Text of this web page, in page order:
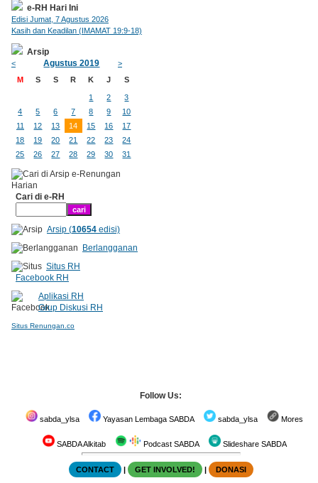
e-RH Hari Ini
Edisi Jumat, 7 Agustus 2026
Kasih dan Keadilan (IMAMAT 19:9-18)
Arsip
< Agustus 2019
>
M
S S R K J S
1 2
3
4
5 6 7 8 9
10
11
12 13 14 15 16
17
18
19 20 21 22 23
24
25
26 27 28 29 30 31
Cari di e-RH
Arsip (10654edisi)
Berlangganan
Situs RH
Facebook RH
Aplikasi RH
Grup Diskusi RH
Situs Renungan.co
Follow Us:
sabda_ylsa Yayasan Lembaga SABDA sabda_ylsa Mores
SABDA Alkitab Podcast SABDA Slideshare SABDA
CONTACT | GET INVOLVED! | DONASI